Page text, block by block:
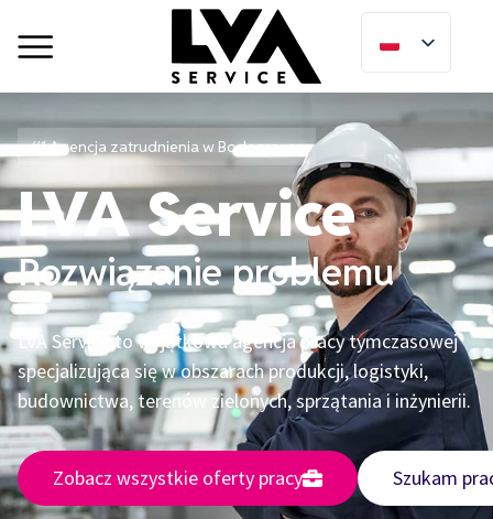
#1 Agencja zatrudnienia w Bodegraven
LVA Service
Rozwiązanie problemu
LVA Service to wyjątkowa agencja pracy tymczasowej
specjalizująca się w obszarach produkcji, logistyki,
budownictwa, terenów zielonych, sprzątania i inżynierii.
Zobacz wszystkie oferty pracy Szukam